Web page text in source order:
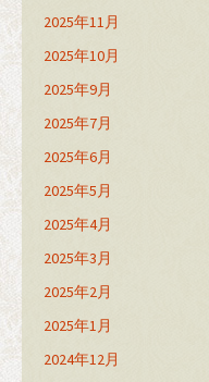
2025年11月
2025年10月
2025年9月
2025年7月
2025年6月
2025年5月
2025年4月
2025年3月
2025年2月
2025年1月
2024年12月